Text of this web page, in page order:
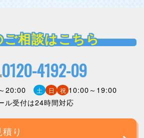
ご相談はこちら
0120-4192-09
20:00 土 日 祝 10:00～19:00
ル受付は24時間対応
り